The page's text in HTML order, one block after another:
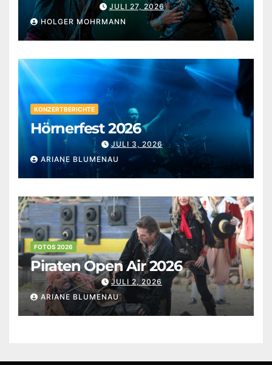
JULI 27, 2026
HOLGER MOHRMANN
KONZERTBERICHTE
Hörnerfest 2026
JULI 3, 2026
ARIANE BLUMENAU
FOTOS 2026
Piraten Open Air 2026
JULI 2, 2026
ARIANE BLUMENAU